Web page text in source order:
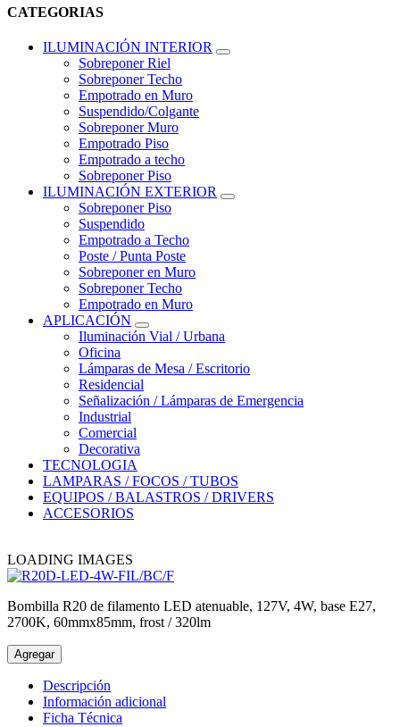
CATEGORIAS
ILUMINACIÓN INTERIOR
Sobreponer Riel
Sobreponer Techo
Empotrado en Muro
Suspendido/Colgante
Sobreponer Muro
Empotrado Piso
Empotrado a techo
Sobreponer Piso
ILUMINACIÓN EXTERIOR
Sobreponer Piso
Suspendido
Empotrado a Techo
Poste / Punta Poste
Sobreponer en Muro
Sobreponer Techo
Empotrado en Muro
APLICACIÓN
Iluminación Vial / Urbana
Oficina
Lámparas de Mesa / Escritorio
Residencial
Señalización / Lámparas de Emergencia
Industrial
Comercial
Decorativa
TECNOLOGIA
LAMPARAS / FOCOS / TUBOS
EQUIPOS / BALASTROS / DRIVERS
ACCESORIOS
LOADING IMAGES
Bombilla R20 de filamento LED atenuable, 127V, 4W, base E27,
2700K, 60mmx85mm, frost / 320lm
Agregar
Descripción
Información adicional
Ficha Técnica